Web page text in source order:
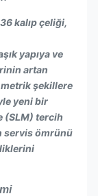
kalıp çeliği,
yapıya ve
artan
şekillere
yeni bir
(SLM) tercih
servis ömrünü